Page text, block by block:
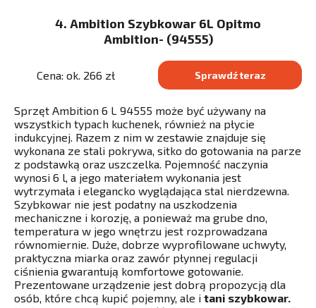
4. Ambition Szybkowar 6L Opitmo
Ambition- (94555)
Cena: ok. 266 zł Sprawdź teraz
Sprzęt Ambition 6 L 94555 może być używany na
wszystkich typach kuchenek, również na płycie
indukcyjnej. Razem z nim w zestawie znajduje się
wykonana ze stali pokrywa, sitko do gotowania na parze
z podstawką oraz uszczelka. Pojemność naczynia
wynosi 6 l, a jego materiałem wykonania jest
wytrzymała i elegancko wyglądająca stal nierdzewna.
Szybkowar nie jest podatny na uszkodzenia
mechaniczne i korozję, a ponieważ ma grube dno,
temperatura w jego wnętrzu jest rozprowadzana
równomiernie. Duże, dobrze wyprofilowane uchwyty,
praktyczna miarka oraz zawór płynnej regulacji
ciśnienia gwarantują komfortowe gotowanie.
Prezentowane urządzenie jest dobrą propozycją dla
osób, które chcą kupić pojemny, ale i tani szybkowar.